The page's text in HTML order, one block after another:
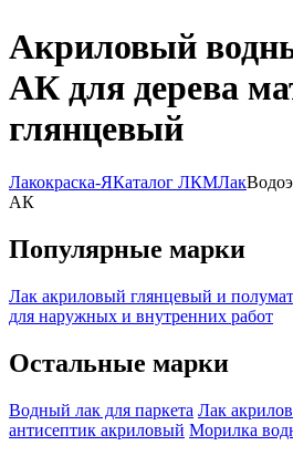
Акриловый
АК для дерева
глянцевый
Лакокраска-ЯКаталог ЛКМЛак
АК
Популярные марки
Лак акриловый глянцевый и
для наружных и внутренних работ
Остальные марки
Водный лак для паркета Лак
антисептик акриловый Морилка